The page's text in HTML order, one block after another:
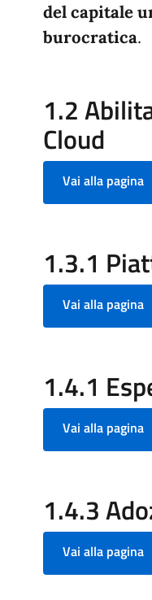
del capitale
burocratica.
1.2
Cloud
Vai alla pagina
1.3.1
Vai alla pagina
1.4.1
Vai alla pagina
1.4.3
Vai alla pagina